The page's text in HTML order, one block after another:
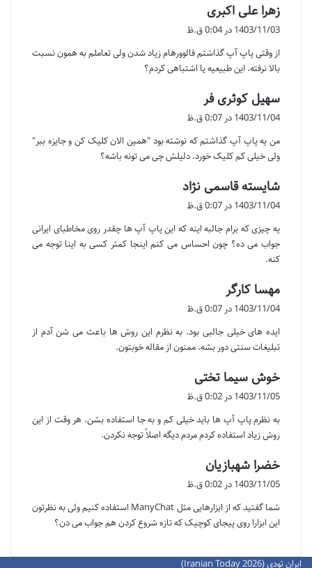
زهرا علی اکبری
ف
ت
:
1403/11/03 در 0:04 ق.ظ
از وقتی پاپ آپ گذاشتم فالوورهام زیاد شدن ولی تعاملم به همون نسبت
بالا نرفته. این طبیعیه یا اشتباهی کردم؟
سهیل کوثری فر
ت
:
1403/11/04 در 0:07 ق.ظ
من یه پاپ آپ گذاشتم که نوشته بود "همین الان کلیک کن و جایزه ببر"
ولی خیلی کم کلیک خورد. دلیلش چی می تونه باشه؟
شایسته قاسمی نژاد
:
1403/11/04 در 0:07 ق.ظ
یه چیزی که برام جالبه اینه که این پاپ آپ ها چقدر روی مخاطبای ایرانی
جواب می ده؟ چون احساس می کنم اینجا کمتر کسی به اینا توجه می
کنه.
مهسا کارگر
ف
ت
:
1403/11/04 در 0:07 ق.ظ
ایده های خیلی جالبی بود. به نظرم این روش ها باعث می شن آدم از
تبلیغات سنتی دور بشه. ممنون از مقاله خوبتون.
خوش سیما تختی
:
1403/11/05 در 0:02 ق.ظ
به نظرم پاپ آپ ها باید خیلی کم و به جا استفاده بشن. هر وقت از این
روش زیاد استفاده کردم مردم دیگه اصلاً توجه نکردن.
خضرا شهبازیان
ت
:
1403/11/05 در 0:02 ق.ظ
شما گفتید که از ابزارهایی مثل ManyChat استفاده کنیم ولی به نظرتون
این ابزارا روی پیجای کوچیک که تازه شروع کردن هم جواب می دن؟
ایران تودی (Iranian Today 2026)